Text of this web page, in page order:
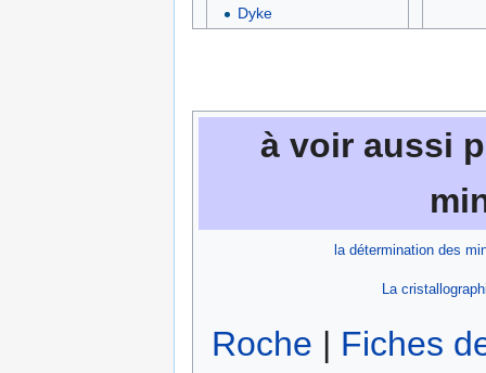
Dyke
à voir aussi
la détermination des
La
Roche | Fiches